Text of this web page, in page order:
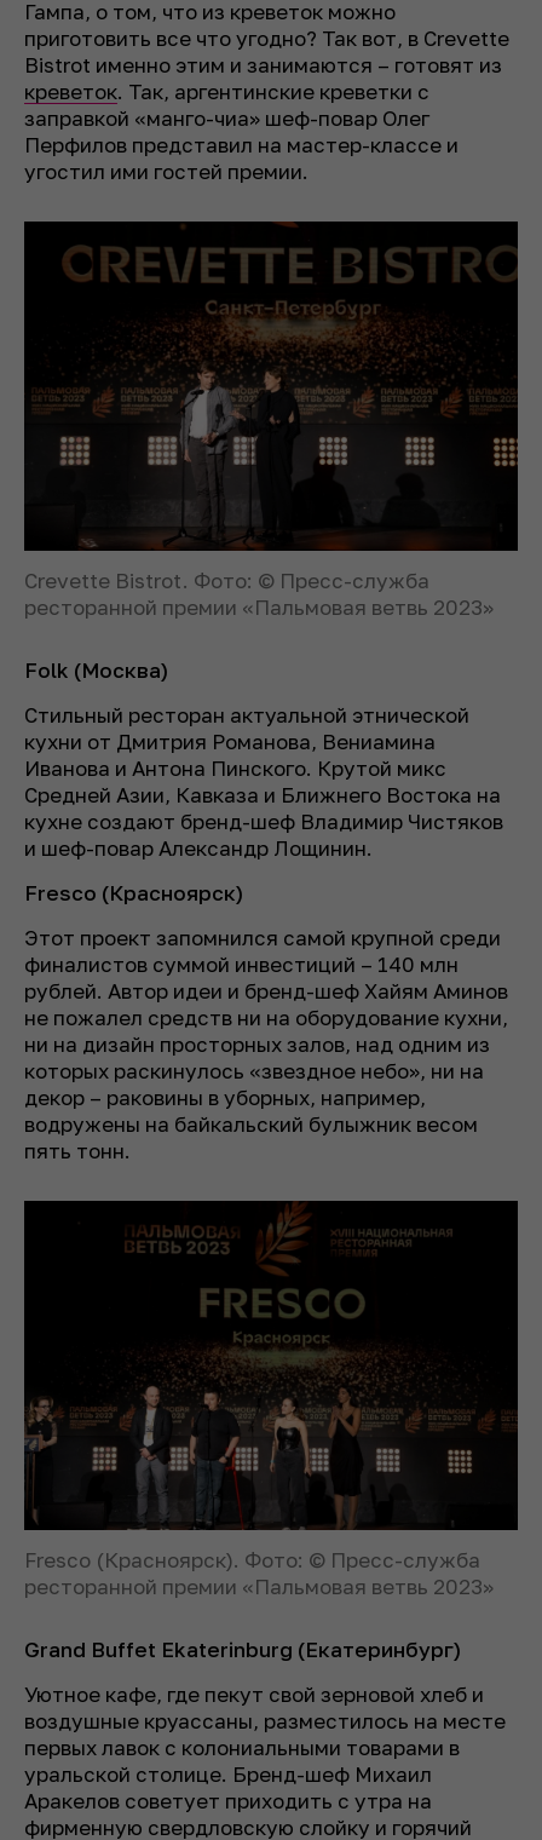
Гампа, о том, что из креветок можно
приготовить все что угодно? Так вот, в Crevette
Bistrot именно этим и занимаются – готовят из
креветок. Так, аргентинские креветки с
заправкой «манго-чиа» шеф-повар Олег
Перфилов представил на мастер-классе и
угостил ими гостей премии.
Crevette Bistrot. Фото: © Пресс-служба
ресторанной премии «Пальмовая ветвь 2023»
Folk (Москва)
Стильный ресторан актуальной этнической
кухни от Дмитрия Романова, Вениамина
Иванова и Антона Пинского. Крутой микс
Средней Азии, Кавказа и Ближнего Востока на
кухне создают бренд-шеф Владимир Чистяков
и шеф-повар Александр Лощинин.
Fresco (Красноярск)
Этот проект запомнился самой крупной среди
финалистов суммой инвестиций – 140 млн
рублей. Автор идеи и бренд-шеф Хайям Аминов
не пожалел средств ни на оборудование кухни,
ни на дизайн просторных залов, над одним из
которых раскинулось «звездное небо», ни на
декор – раковины в уборных, например,
водружены на байкальский булыжник весом
пять тонн.
Fresco (Красноярск). Фото: © Пресс-служба
ресторанной премии «Пальмовая ветвь 2023»
Grand Buffet Ekaterinburg (Екатеринбург)
Уютное кафе, где пекут свой зерновой хлеб и
воздушные круассаны, разместилось на месте
первых лавок с колониальными товарами в
уральской столице. Бренд-шеф Михаил
Аракелов советует приходить с утра на
фирменную свердловскую слойку и горячий